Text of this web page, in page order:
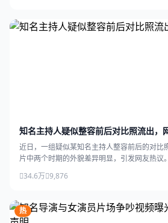
知名主持人疑似整容前后对比照流出，
近日，一组疑似某知名主持人整容前后的对比
片中两个时期的外貌差异明显，引发网友热议。
34.6万 9,876
热